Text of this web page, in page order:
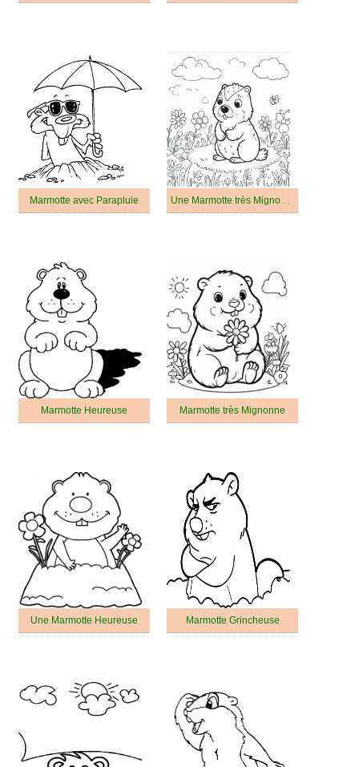
Marmotte avec Parapluie Une Marmotte très Mignonne
Marmotte Heureuse Marmotte très Mignonne
Une Marmotte Heureuse Marmotte Grincheuse